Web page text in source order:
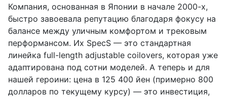
Компания, основанная в Японии в начале 2000-х,
быстро завоевала репутацию благодаря фокусу на
балансе между уличным комфортом и трековым
перформансом. Их SpecS — это стандартная
линейка full-length adjustable coilovers, которая уже
адаптирована под сотни моделей. А теперь и для
нашей героини: цена в 125 400 йен (примерно 800
долларов по текущему курсу) — это инвестиция,